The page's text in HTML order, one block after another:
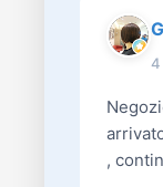
4
,